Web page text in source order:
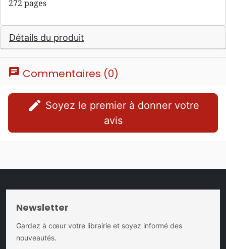
272 pages
Détails du produit
chat Commentaires (0)
edit
avis
Newsletter
Gardez à cœur votre librairie et soyez informé des
nouveautés.